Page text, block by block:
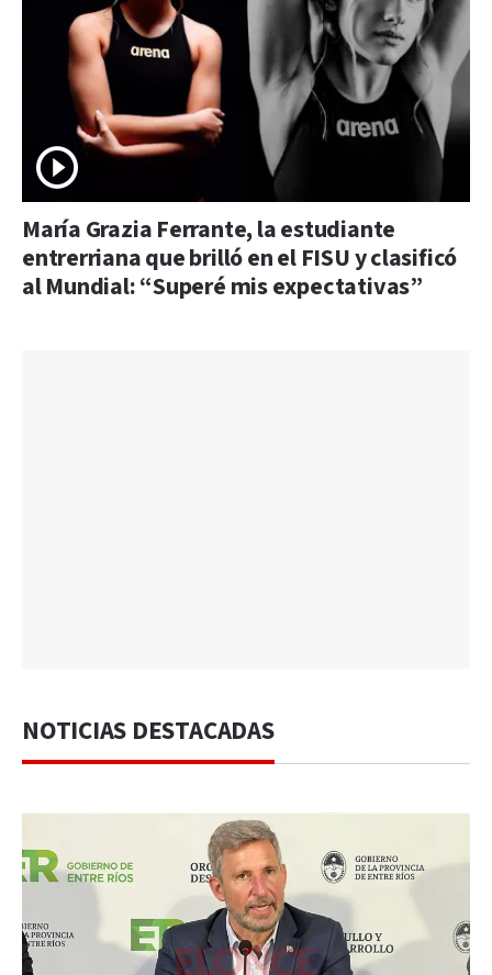
María Grazia Ferrante, la estudiante
entrerriana que brilló en el FISU y clasificó
al Mundial: “Superé mis expectativas”
NOTICIAS DESTACADAS